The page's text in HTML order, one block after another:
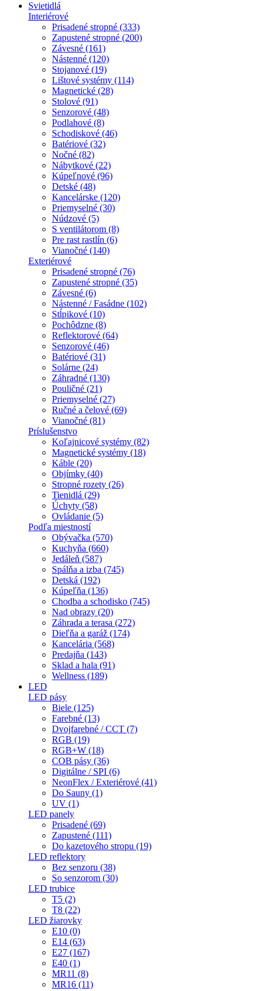
Svietidlá
Interiérové
Prisadené stropné (333)
Zapustené stropné (200)
Závesné (161)
Nástenné (120)
Stojanové (19)
Lištové systémy (114)
Magnetické (28)
Stolové (91)
Senzorové (48)
Podlahové (8)
Schodiskové (46)
Batériové (32)
Nočné (82)
Nábytkové (22)
Kúpeľnové (96)
Detské (48)
Kancelárske (120)
Priemyselné (30)
Núdzové (5)
S ventilátorom (8)
Pre rast rastlín (6)
Vianočné (140)
Exteriérové
Prisadené stropné (76)
Zapustené stropné (35)
Závesné (6)
Nástenné / Fasádne (102)
Stĺpikové (10)
Pochôdzne (8)
Reflektorové (64)
Senzorové (46)
Batériové (31)
Solárne (24)
Záhradné (130)
Pouličné (21)
Priemyselné (27)
Ručné a čelové (69)
Vianočné (81)
Príslušenstvo
Koľajnicové systémy (82)
Magnetické systémy (18)
Káble (20)
Objímky (40)
Stropné rozety (26)
Tienidlá (29)
Úchyty (58)
Ovládanie (5)
Podľa miestností
Obývačka (570)
Kuchyňa (660)
Jedáleň (587)
Spálňa a izba (745)
Detská (192)
Kúpeľňa (136)
Chodba a schodisko (745)
Nad obrazy (20)
Záhrada a terasa (272)
Dieľňa a garáž (174)
Kancelária (568)
Predajňa (143)
Sklad a hala (91)
Wellness (189)
LED
LED pásy
Biele (125)
Farebné (13)
Dvojfarebné / CCT (7)
RGB (19)
RGB+W (18)
COB pásy (36)
Digitálne / SPI (6)
NeonFlex / Exteriérové (41)
Do Sauny (1)
UV (1)
LED panely
Prisadené (69)
Zapustené (111)
Do kazetového stropu (19)
LED reflektory
Bez senzoru (38)
So senzorom (30)
LED trubice
T5 (2)
T8 (22)
LED žiarovky
E10 (0)
E14 (63)
E27 (167)
E40 (1)
MR11 (8)
MR16 (11)